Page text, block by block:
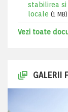
stabilirea
locale (1 MB)
Vezi toate
GALERII